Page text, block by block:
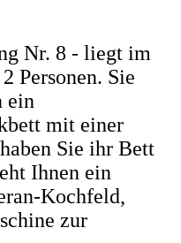
Nr. 8 - liegt im
Personen. Sie
ein
mit einer
Sie ihr Bett
Ihnen ein
Kochfeld,
zur